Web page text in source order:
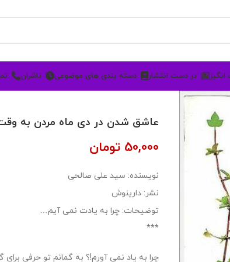
در دست انتشار دسته بندی های موضوعی ناشران
عاشق شدن در دی ماه مردن به
50,000 تومان
نویسنده: سید علی صالحی
نشر: دارینوش
توضیحات: چرا به یادت نمی آیم…
***
چرا به یاد نمی آورم!؟ به گمانم تو حرفی